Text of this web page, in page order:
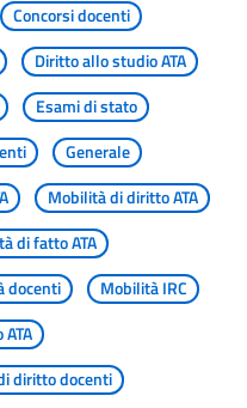
Concorsi docenti
Diritto allo studio ATA
Esami di stato
Generale
Mobilità di diritto ATA
di fatto ATA
docenti
Mobilità IRC
diritto docenti